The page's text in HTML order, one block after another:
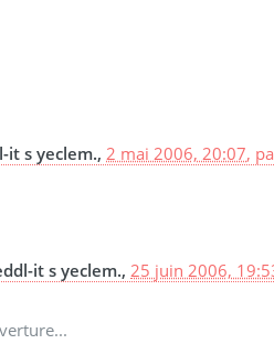
it s yeclem., 2 mai 2006, 20:07,
it s yeclem.,25 juin 2006,